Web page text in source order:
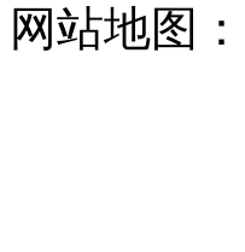
网站地图：